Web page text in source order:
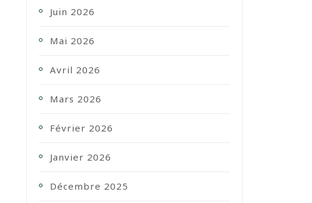
Juin 2026
Mai 2026
Avril 2026
Mars 2026
Février 2026
Janvier 2026
Décembre 2025